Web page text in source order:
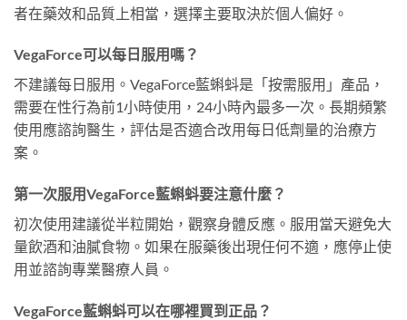
者在藥效和品質上相當，選擇主要取決於個人偏好。
VegaForce可以每日服用嗎？
不建議每日服用。VegaForce藍蝌蚪是「按需服用」產品，
需要在性行為前1小時使用，24小時內最多一次。長期頻繁
使用應諮詢醫生，評估是否適合改用每日低劑量的治療方
案。
第一次服用VegaForce藍蝌蚪要注意什麼？
初次使用建議從半粒開始，觀察身體反應。服用當天避免大
量飲酒和油膩食物。如果在服藥後出現任何不適，應停止使
用並諮詢專業醫療人員。
VegaForce藍蝌蚪可以在哪裡買到正品？